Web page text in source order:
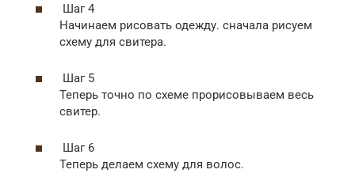
Шаг 4
Начинаем рисовать одежду. сначала рисуем
схему для свитера.
Шаг 5
Теперь точно по схеме прорисовываем весь
свитер.
Шаг 6
Теперь делаем схему для волос.